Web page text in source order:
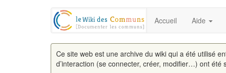
Accueil Aide
Ce site web est une archive du wiki qui a été utilisé
d’interaction (se connecter, créer, modifier…) ont